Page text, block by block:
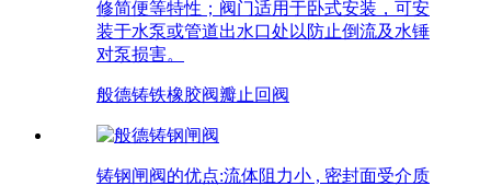
修简便等特性；阀门适用于卧式安装，可安
装于水泵或管道出水口处以防止倒流及水锤
对泵损害。
般德铸铁橡胶阀瓣止回阀
铸钢闸阀的优点:流体阻力小 , 密封面受介质